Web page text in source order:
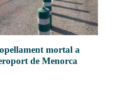
mortal a
de Menorca